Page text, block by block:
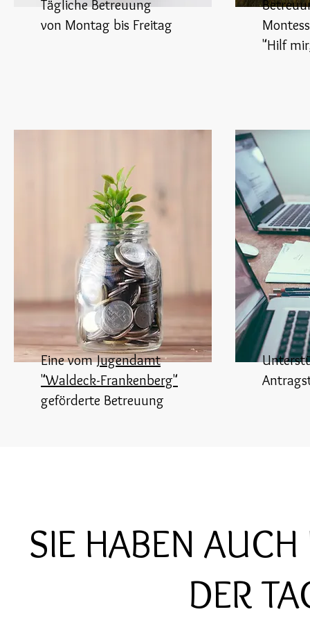
Tägliche Betreuung
von Montag bis Freitag
Eine vomJugendamt
"Waldeck-Frankenberg"
geförderte Betreuung
"Hilf
SIE HABEN AUCH
DER